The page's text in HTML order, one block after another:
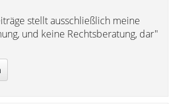
stellt ausschließlich meine
und keine Rechtsberatung, dar"